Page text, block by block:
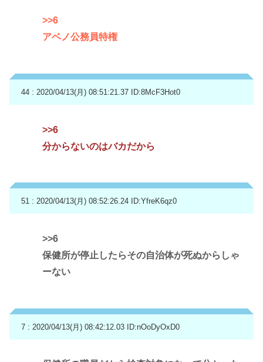
>>6
アベノ公務員特権
44 : 2020/04/13(月) 08:51:21.37 ID:8McF3Hot0
>>6
分からないのはバカだから
51 : 2020/04/13(月) 08:52:26.24 ID:YfreK6qz0
>>6
保健所が停止したらその自治体が死ぬからしゃ
ーない
7 : 2020/04/13(月) 08:42:12.03 ID:nOoDyOxD0